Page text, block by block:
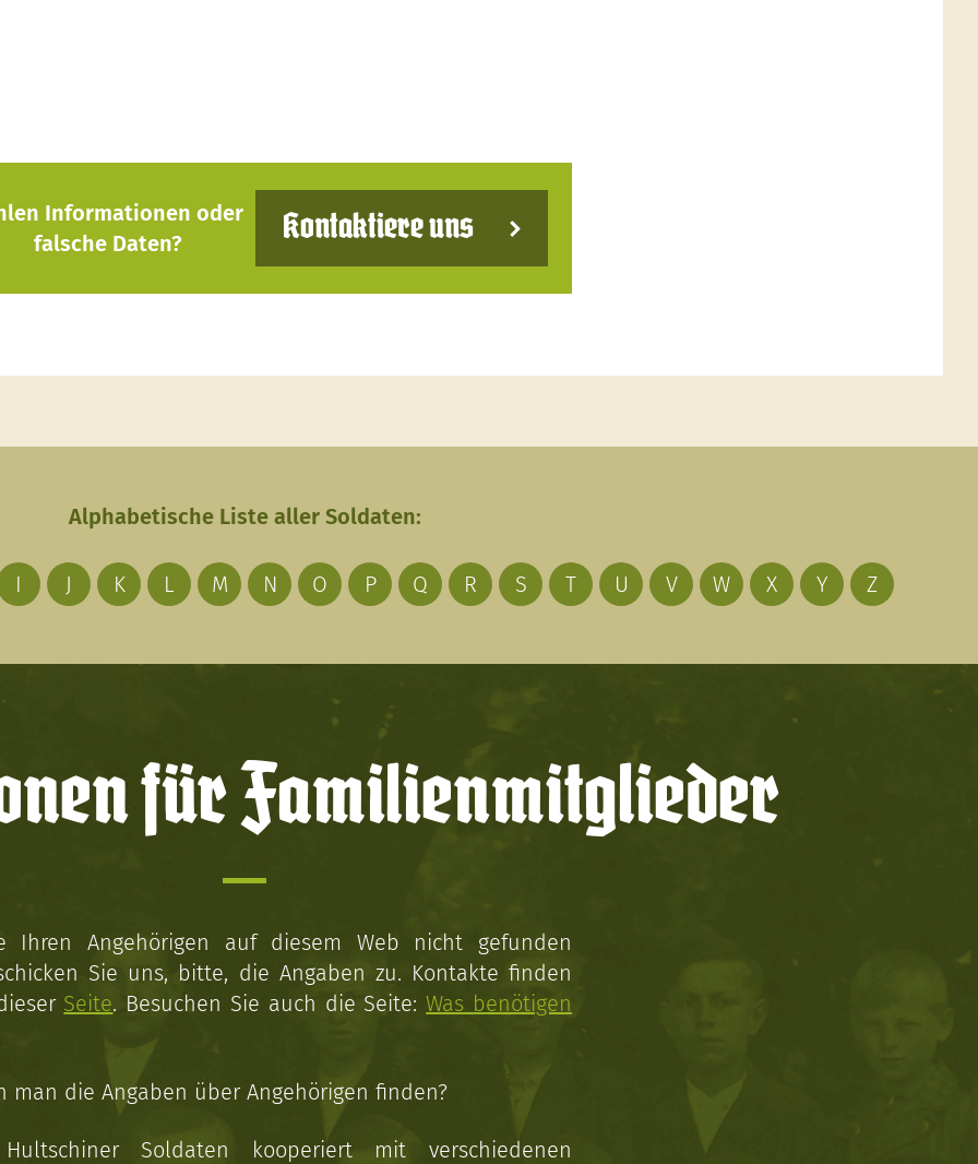
Informationen oder
falsche Daten?
Kontaktiere uns
Alphabetische Liste aller Soldaten:
I J K L M N O P Q R S T U V W X Y Z
für Familienmitglieder
Ihren Angehörigen auf diesem Web nicht gefunden
Sie uns, bitte, die Angaben zu. Kontakte finden
Seite. Besuchen Sie auch die Seite:Was benötigen
man die Angaben über Angehörigen finden?
Soldaten kooperiert mit verschiedenen